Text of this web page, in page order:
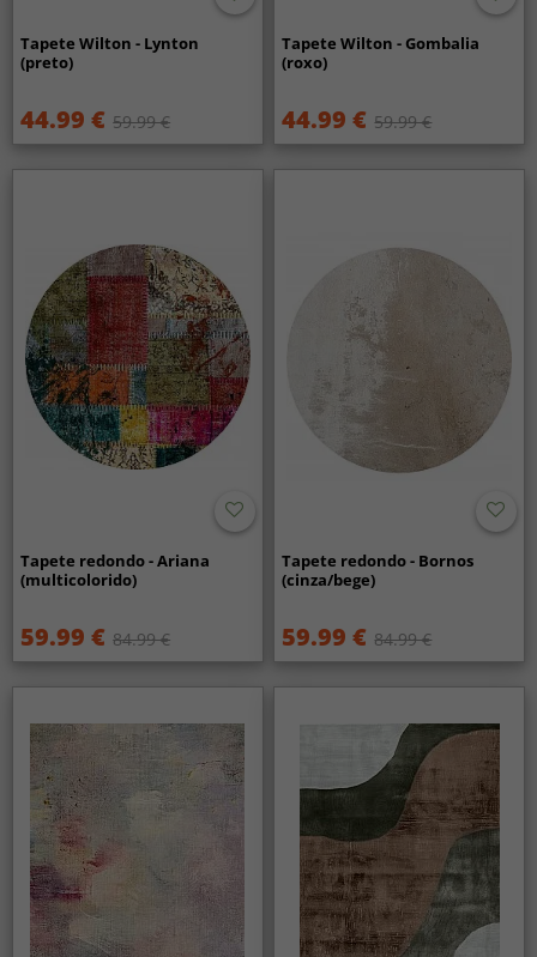
Tapete Wilton - Lynton
(preto)
44.99 € 59.99 €
Tapete Wilton - Gombalia
(roxo)
44.99 € 59.99 €
Tapete redondo - Ariana
(multicolorido)
59.99 € 84.99 €
Tapete redondo - Bornos
(cinza/bege)
59.99 € 84.99 €